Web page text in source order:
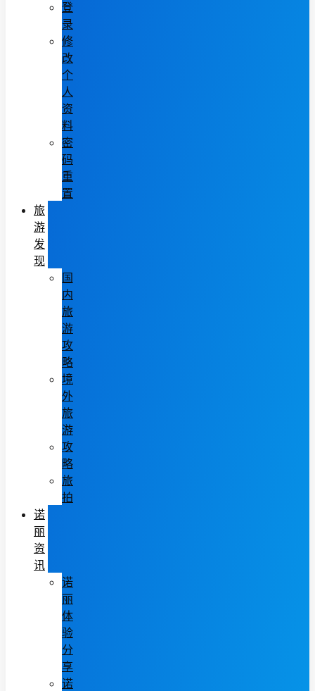
登
录
修
改
个
人
资
料
密
码
重
置
旅
游
发
现
国
内
旅
游
攻
略
境
外
旅
游
攻
略
旅
拍
诺
丽
资
讯
诺
丽
体
验
分
享
诺